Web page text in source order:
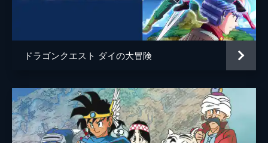
ドラゴンクエスト ダイの大冒険